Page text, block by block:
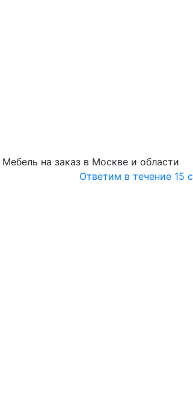
Мебель на заказ в Москве и области
Ответим в течение 15 с